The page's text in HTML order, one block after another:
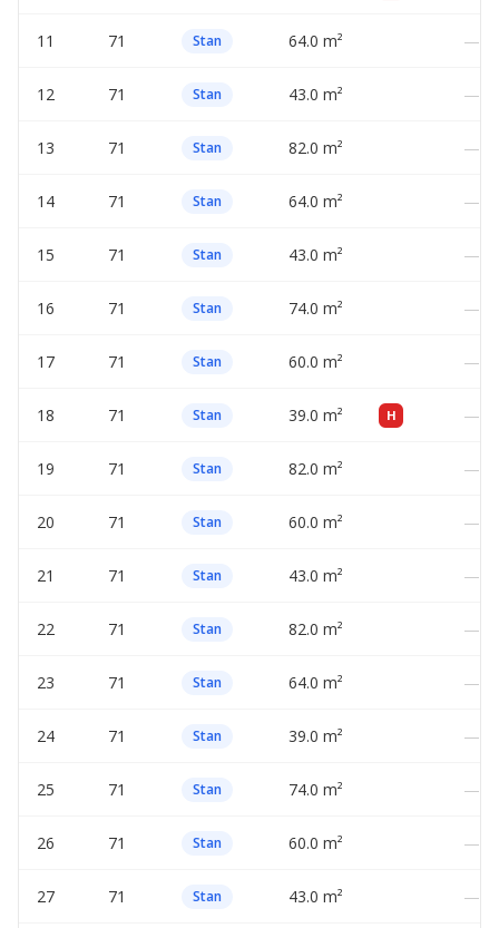
11 71 Stan 64.0 m² —
12 71 Stan 43.0 m² —
13 71 Stan 82.0 m² —
14 71 Stan 64.0 m² —
15 71 Stan 43.0 m² —
16 71 Stan 74.0 m² —
17 71 Stan 60.0 m² —
18 71 Stan 39.0 m² H —
19 71 Stan 82.0 m² —
20 71 Stan 60.0 m² —
21 71 Stan 43.0 m² —
22 71 Stan 82.0 m² —
23 71 Stan 64.0 m² —
24 71 Stan 39.0 m² —
25 71 Stan 74.0 m² —
26 71 Stan 60.0 m² —
27 71 Stan 43.0 m² —